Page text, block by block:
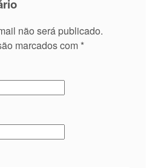
não será publicado.
marcados com *